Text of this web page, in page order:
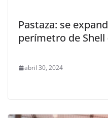
Pastaza: se
perímetro de Shell
abril 30, 2024